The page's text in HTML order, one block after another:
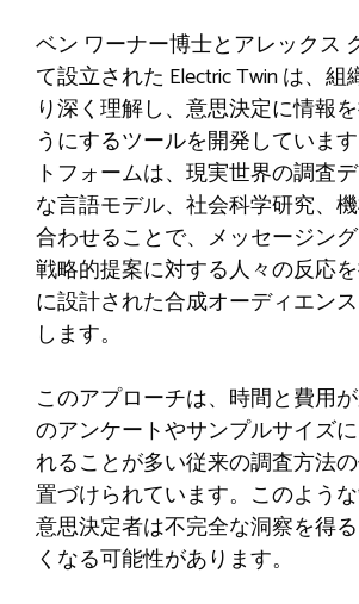
ベン ワーナー博士とアレックス
て設立された Electric Twin は、
り深く理解し、意思決定に情報
うにするツールを開発していま
トフォームは、現実世界の調査
な言語モデル、社会科学研究、
合わせることで、メッセージング
戦略的提案に対する人々の反応
に設計された合成オーディエン
します。
このアプローチは、時間と費用
のアンケートやサンプルサイズ
れることが多い従来の調査方法
置づけられています。このような
意思決定者は不完全な洞察を得
くなる可能性があります。